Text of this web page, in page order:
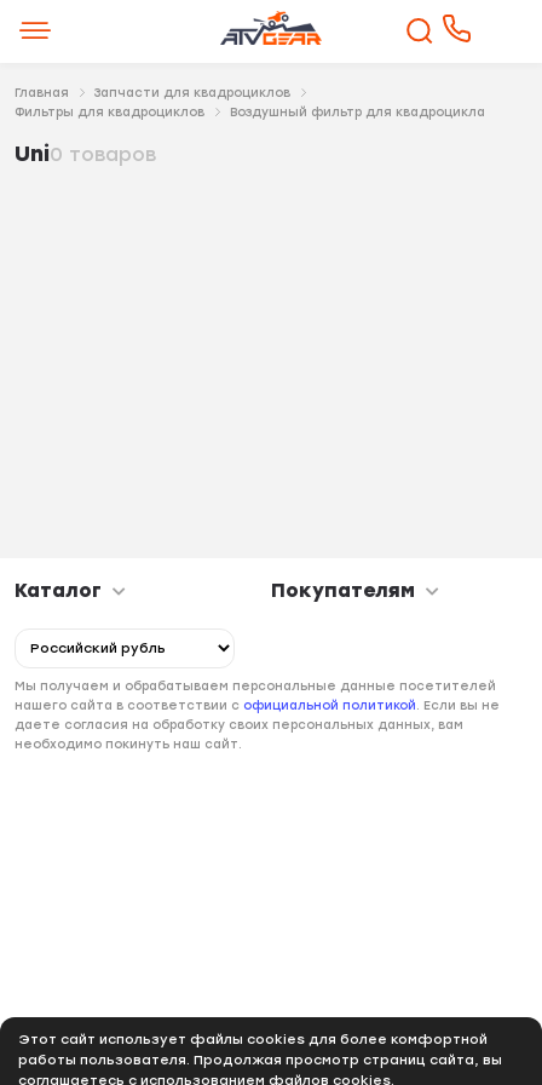
Этот сайт использует файлы cookies для более комфортной
работы пользователя. Продолжая просмотр страниц сайта, вы
соглашаетесь с использованием файлов cookies.
Главная
Запчасти для квадроциклов
Фильтры для квадроциклов
Воздушный фильтр для квадроцикла
Uni0 товаров
Каталог Покупателям
Мы получаем и обрабатываем персональные данные посетителей
нашего сайта в соответствии с официальной политикой. Если вы не
даете согласия на обработку своих персональных данных, вам
необходимо покинуть наш сайт.